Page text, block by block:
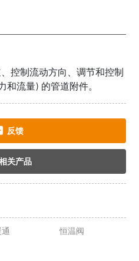
控制流动方向、调节和控制
和流量) 的管道附件。
反馈
关产品
恒温阀